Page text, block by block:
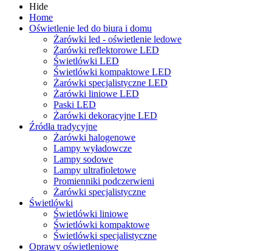
Hide
Home
Oświetlenie led do biura i domu
Żarówki led - oświetlenie ledowe
Żarówki reflektorowe LED
Świetlówki LED
Świetlówki kompaktowe LED
Żarówki specjalistyczne LED
Żarówki liniowe LED
Paski LED
Żarówki dekoracyjne LED
Źródła tradycyjne
Żarówki halogenowe
Lampy wyładowcze
Lampy sodowe
Lampy ultrafioletowe
Promienniki podczerwieni
Żarówki specjalistyczne
Świetlówki
Świetlówki liniowe
Świetlówki kompaktowe
Świetlówki specjalistyczne
Oprawy oświetleniowe